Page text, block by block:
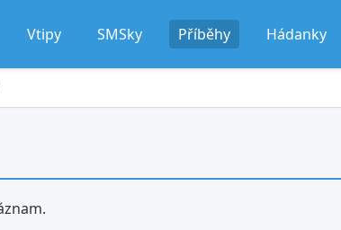
Vtipy SMSky Příběhy Hádanky